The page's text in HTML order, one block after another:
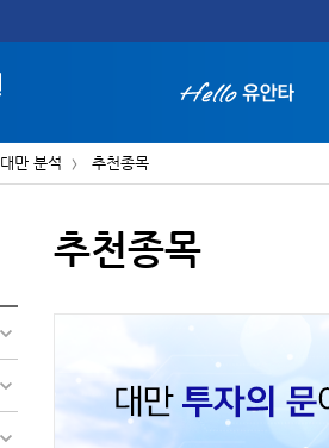
대만 분석 추천종목
추천종목